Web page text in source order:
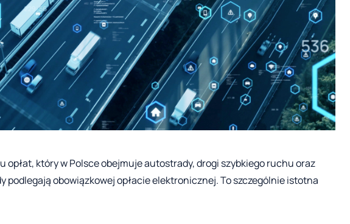
opłat, który w Polsce obejmuje autostrady, drogi szybkiego ruchu oraz
podlegają obowiązkowej opłacie elektronicznej. To szczególnie istotna